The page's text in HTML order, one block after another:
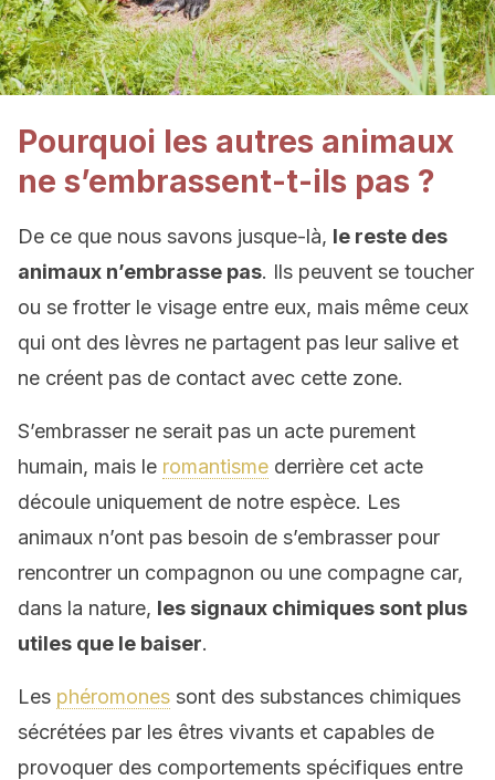
Pourquoi les autres animaux
ne s’embrassent-t-ils pas ?
De ce que nous savons jusque-là, le reste des
animaux n’embrasse pas. Ils peuvent se toucher
ou se frotter le visage entre eux, mais même ceux
qui ont des lèvres ne partagent pas leur salive et
ne créent pas de contact avec cette zone.
S’embrasser ne serait pas un acte purement
humain, mais le romantisme derrière cet acte
découle uniquement de notre espèce. Les
animaux n’ont pas besoin de s’embrasser pour
rencontrer un compagnon ou une compagne car,
dans la nature, les signaux chimiques sont plus
utiles que le baiser.
Les phéromones sont des substances chimiques
sécrétées par les êtres vivants et capables de
provoquer des comportements spécifiques entre